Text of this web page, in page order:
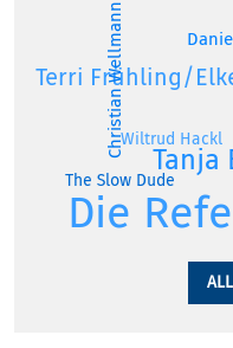
Die
Tanja
Terri Frühling/
Christian Wellmann
The Slow Dude
Wiltrud Hackl